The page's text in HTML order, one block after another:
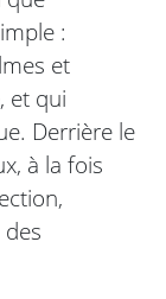
:
et
et qui
Derrière le
à la fois